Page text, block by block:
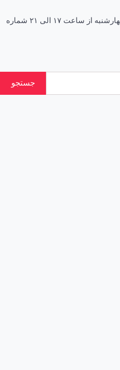
دکتر فاطمه میمندی نیا متخصص مغز و اعصاب (نورولوژی) متخصص شماره نظام : ۴۳۹۲۲ آدرس: کرمان-چهارراه طهماسب اباد-ساختمان پزشکان خاتم الانبیا ساعات کاری: شنبه تا چهارشنبه از ساعت ۱۷ الی ۲۱ شماره